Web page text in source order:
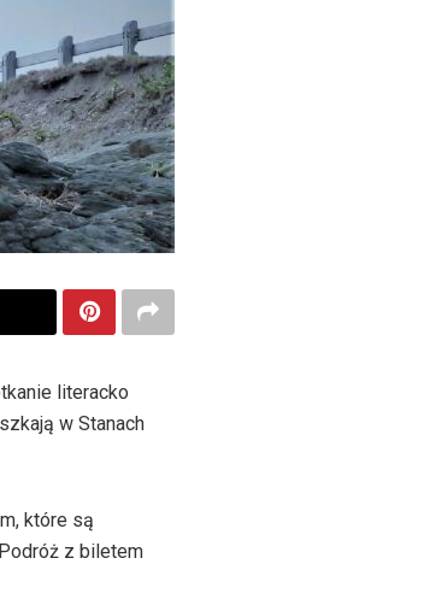
literacko
w Stanach
które są
z biletem